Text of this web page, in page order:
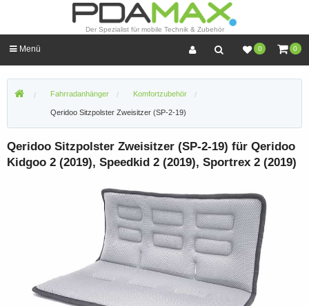
Der Spezialist für mobile Technik & Zubehör
0 0
Menü
Fahrradanhänger Komfortzubehör
Qeridoo Sitzpolster Zweisitzer (SP-2-19)
Qeridoo Sitzpolster Zweisitzer (SP-2-19) für Qeridoo
Kidgoo 2 (2019), Speedkid 2 (2019), Sportrex 2 (2019)